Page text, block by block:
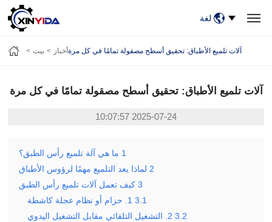
منتجات
حالات
معلومات عنا
اتصل بنا
لغة
بيت أخبارآلات تلميع الأطباق: تحقيق أسطح مصقولة تمامًا في كل مرة
آلات تلميع الأطباق: تحقيق أسطح مصقولة تمامًا في كل مرة
2025-07-24 10:07:57
1 ما هي آلة تلميع رأس الطبق؟
2 لماذا يعد التلميع مهمًا لرؤوس الأطباق
3 كيف تعمل آلات تلميع رأس الطبق
3.1 1. حزام أو نظام عجلة كاشطة
3.2 2. التشغيل التلقائي مقابل التشغيل اليدوي